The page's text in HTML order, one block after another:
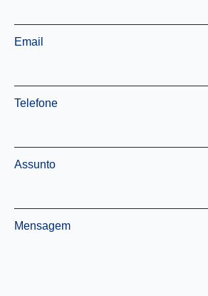
Email
Telefone
Assunto
Mensagem